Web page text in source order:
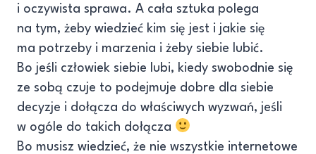
i oczywista sprawa. A cała sztuka polega
na tym, żeby wiedzieć kim się jest i jakie się
ma potrzeby i marzenia i żeby siebie lubić.
Bo jeśli człowiek siebie lubi, kiedy swobodnie się
ze sobą czuje to podejmuje dobre dla siebie
decyzje i dołącza do właściwych wyzwań, jeśli
w ogóle do takich dołącza
Bo musisz wiedzieć, że nie wszystkie internetowe